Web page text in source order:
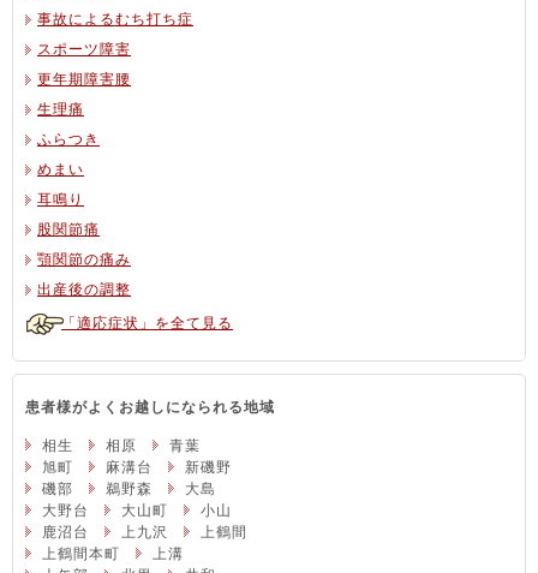
事故によるむち打ち症
スポーツ障害
更年期障害腰
生理痛
ふらつき
めまい
耳鳴り
股関節痛
顎関節の痛み
出産後の調整
「適応症状」を全て見る
患者様がよくお越しになられる地域
相生 相原
青葉
旭町
麻溝台
新磯野
磯部
鵜野森
大島
大野台
大山町
小山
鹿沼台
上九沢
上鶴間
上鶴間本町
上溝